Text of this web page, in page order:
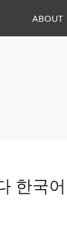
ABOUT
한국